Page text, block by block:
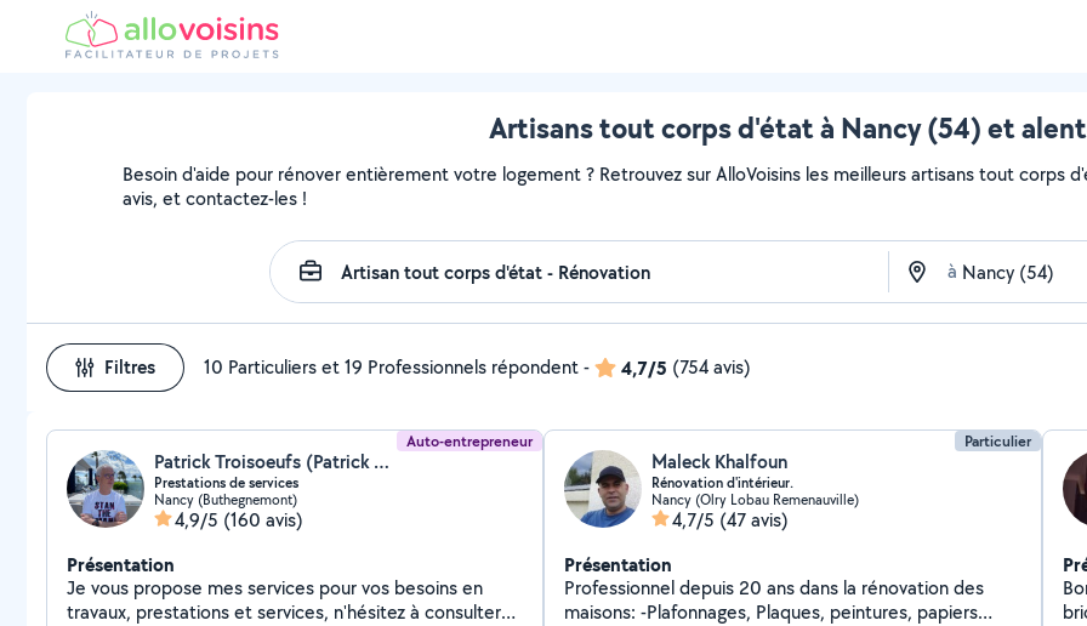
Artisans tout corps d'état à Nancy (54) et
Besoin d'aide pour rénover entièrement votre logement ? Retrouvez sur AlloVoisins les meilleurs artisans tout corps
avis, et contactez-les !
à
Filtres 10 Particuliers et 19 Professionnels répondent- 4,7/5 (754 avis)
Auto-entrepreneur
Patrick Troisoeufs (Patrick Services 54)
Prestations de services
Nancy (Buthegnemont)
4,9/5 (160 avis)
Présentation
Je vous propose mes services pour vos besoins en
travaux, prestations et services, n'hésitez à consulter
Particulier
Maleck Khalfoun
Rénovation d'intérieur.
Nancy (Olry Lobau Remenauville)
4,7/5 (47 avis)
Présentation
Professionnel depuis 20 ans dans la rénovation des
maisons: -Plafonnages, Plaques, peintures, papiers